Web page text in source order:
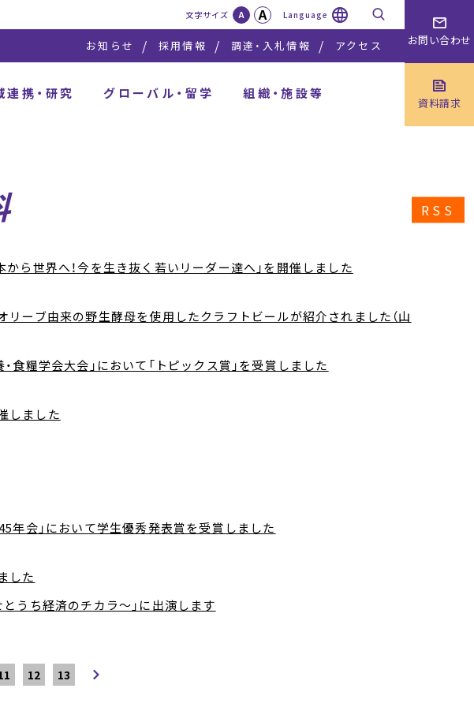
お問い合わせ
資料請求
連携・研究 グローバル・留学 組織・施設等
お知らせ 採用情報 調達・入札情報 アクセス
文字サイズ A A Language
RSS
ら世界へ！今を生き抜く若いリーダー達へ」を開催しました
リーブ由来の野生酵母を使用したクラフトビールが紹介されました（山
食糧学会大会」において「トピックス賞」を受賞しました
しました
年会」において学生優秀発表賞を受賞しました
した
とうち経済のチカラ～」に出演します
12 13